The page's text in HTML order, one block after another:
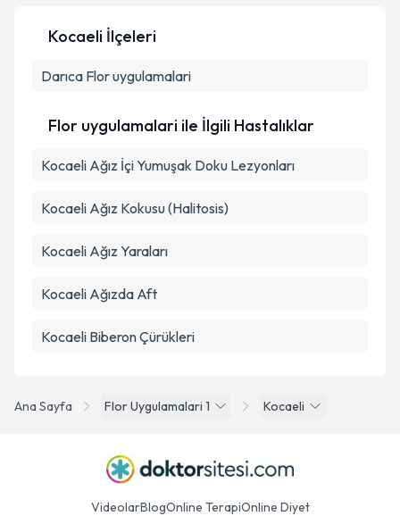
Metni'ni okudum ve kişisel verilerimin belirtilen
Ana Sayfa Flor Uygulamalari 1 Kocaeli
Kocaeli İlçeleri
Darıca Flor uygulamalari
Flor uygulamalari ile İlgili Hastalıklar
Kocaeli Ağız İçi Yumuşak Doku Lezyonları
Kocaeli Ağız Kokusu (Halitosis)
Kocaeli Ağız Yaraları
Kocaeli Ağızda Aft
Kocaeli Biberon Çürükleri
VideolarBlogOnline TerapiOnline Diyet